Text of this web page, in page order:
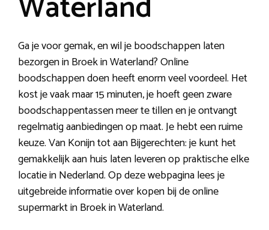
Ga je voor gemak, en wil je boodschappen laten
bezorgen in Broek in Waterland? Online
boodschappen doen heeft enorm veel voordeel. Het
kost je vaak maar 15 minuten, je hoeft geen zware
boodschappentassen meer te tillen en je ontvangt
regelmatig aanbiedingen op maat. Je hebt een ruime
keuze. Van Konijn tot aan Bijgerechten: je kunt het
gemakkelijk aan huis laten leveren op praktische elke
locatie in Nederland. Op deze webpagina lees je
uitgebreide informatie over kopen bij de online
supermarkt in Broek in Waterland.